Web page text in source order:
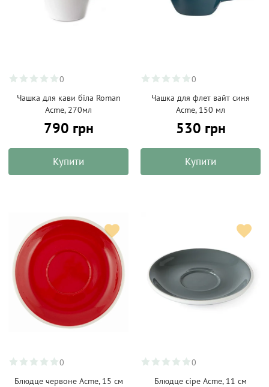
0
Чашка для кави біла Roman
Acme, 270мл
790 грн
Купити
0
Чашка для флет вайт синя
Acme, 150 мл
530 грн
Купити
0
Блюдце червоне Acme, 15 см
0
Блюдце сіре Acme, 11 см